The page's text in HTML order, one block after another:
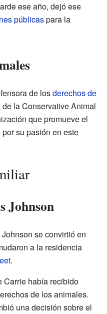
ese año, dejó ese
públicaspara la
de losderechos de
la Conservative Animal
que promueve el
su pasión en este
Johnson
se convirtió en
a la residencia
.
Carrie había recibido
de los animales.
una decisión sobre el